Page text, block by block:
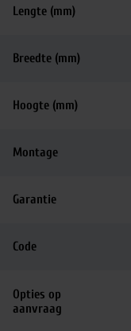
Lengte (mm)
Breedte (mm)
Hoogte (mm)
Montage
Garantie
Code
Opties op
aanvraag